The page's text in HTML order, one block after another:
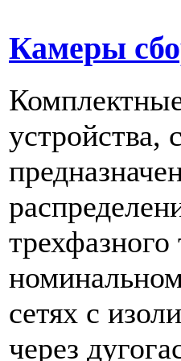
Камеры
сетях с
через